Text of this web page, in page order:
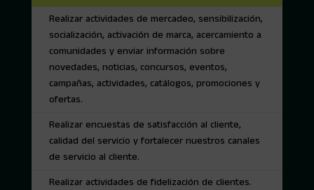
Realizar actividades de mercadeo, sensibilización,
socialización, activación de marca, acercamiento a
comunidades y enviar información sobre
novedades, noticias, concursos, eventos,
campañas, actividades, catálogos, promociones y
ofertas.
Realizar encuestas de satisfacción al cliente,
calidad del servicio y fortalecer nuestros canales
de servicio al cliente.
Realizar actividades de fidelización de clientes.